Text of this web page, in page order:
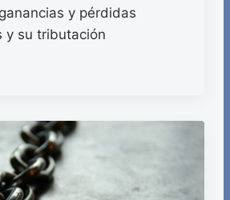
y pérdidas
y su tributación